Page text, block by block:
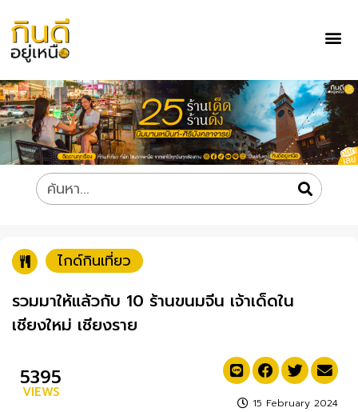
ไกด์กินเที่ยว
รวมมาให้แล้วกับ 10 ร้านขนมจีน เจ้าเด็ดใน
เชียงใหม่ เชียงราย
5395
VIEWS
15 February 2024